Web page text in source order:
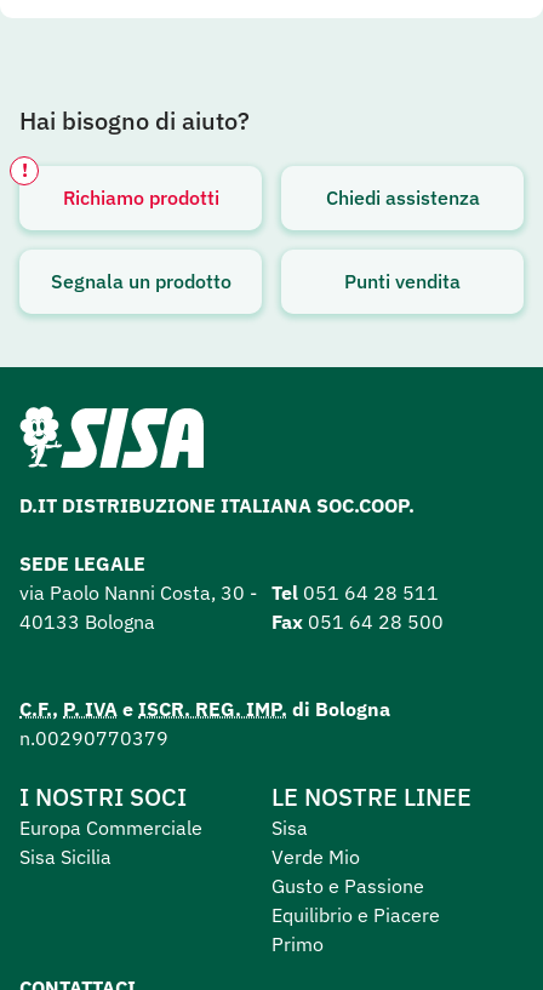
Hai bisogno di aiuto?
Richiamo prodotti
!
Avviso attivo
Chiedi assistenza
Segnala un prodotto Punti vendita
D.IT DISTRIBUZIONE ITALIANA SOC.COOP.
SEDE LEGALE
via Paolo Nanni Costa, 30 -
40133 Bologna
Tel 051 64 28 511
Fax 051 64 28 500
C.F., P. IVA e ISCR. REG. IMP. di Bologna
n.00290770379
I NOSTRI SOCI
Europa Commerciale
Sisa Sicilia
LE NOSTRE LINEE
Sisa
Verde Mio
Gusto e Passione
Equilibrio e Piacere
Primo